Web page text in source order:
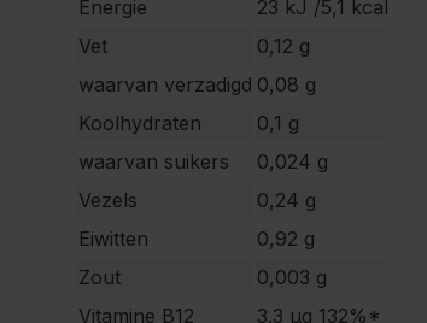
Energie
23 kJ /5,1 kcal
Vet
0,12 g
waarvan verzadigd 0,08 g
Koolhydraten
0,1 g
waarvan suikers
0,024 g
Vezels
0,24 g
Eiwitten
0,92 g
Zout
0,003 g
Vitamine B12
3.3 μg 132%*